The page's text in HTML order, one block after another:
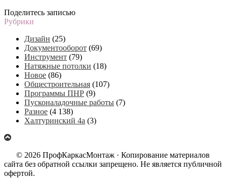
Поделитесь записью
Рубрики
Дизайн (25)
Документооборот (69)
Инструмент (79)
Натяжные потолки (18)
Новое (86)
Общестроительная (107)
Программы ПНР (9)
Пусконаладочные работы (7)
Разное (4 138)
Халтуринский 4а (3)
© 2026 ПрофКаркасМонтаж · Копирование материалов
сайта без обратной ссылки запрещено. Не является публичной
офертой.